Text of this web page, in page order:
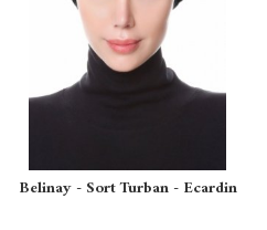
Belinay - Sort Turban - Ecardin